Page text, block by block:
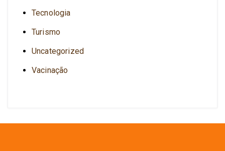
Tecnologia
Turismo
Uncategorized
Vacinação